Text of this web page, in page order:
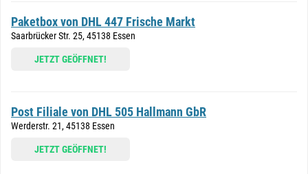
Paketbox von DHL 447 Frische Markt
Saarbrücker Str. 25, 45138 Essen
JETZT GEÖFFNET!
Post Filiale von DHL 505 Hallmann GbR
Werderstr. 21, 45138 Essen
JETZT GEÖFFNET!